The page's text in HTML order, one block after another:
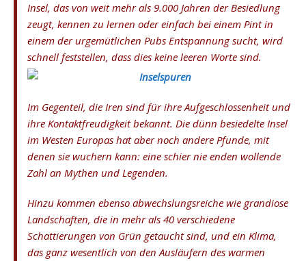
Insel, das von weit mehr als 9.000 Jahren der Besiedlung
zeugt, kennen zu lernen oder einfach bei einem Pint in
einem der urgemütlichen Pubs Entspannung sucht, wird
schnell feststellen, dass dies keine leeren Worte sind.
Im Gegenteil, die Iren sind für ihre Aufgeschlossenheit und
ihre Kontaktfreudigkeit bekannt. Die dünn besiedelte Insel
im Westen Europas hat aber noch andere Pfunde, mit
denen sie wuchern kann: eine schier nie enden wollende
Zahl an Mythen und Legenden.
Hinzu kommen ebenso abwechslungsreiche wie grandiose
Landschaften, die in mehr als 40 verschiedene
Schattierungen von Grün getaucht sind, und ein Klima,
das ganz wesentlich von den Ausläufern des warmen